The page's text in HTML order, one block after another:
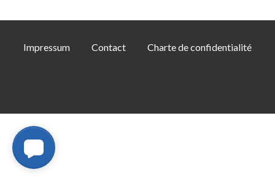
Impressum Contact Charte de confidentialité